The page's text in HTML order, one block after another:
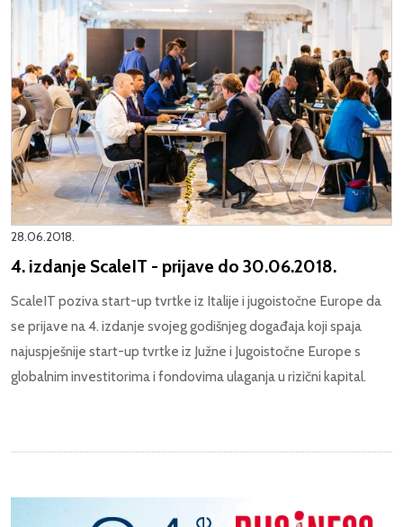
28.06.2018.
4. izdanje ScaleIT - prijave do 30.06.2018.
ScaleIT poziva start-up tvrtke iz Italije i jugoistočne Europe da
se prijave na 4. izdanje svojeg godišnjeg događaja koji spaja
najuspješnije start-up tvrtke iz Južne i Jugoistočne Europe s
globalnim investitorima i fondovima ulaganja u rizični kapital.